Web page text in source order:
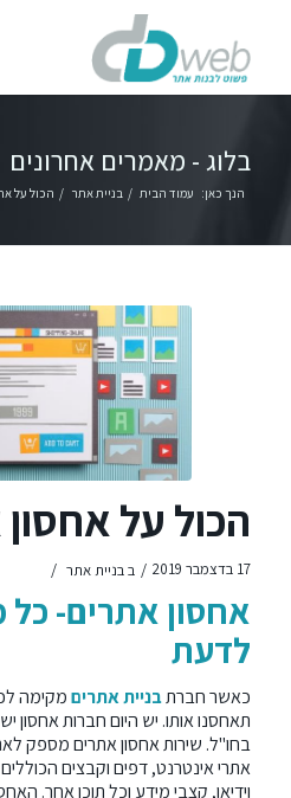
בלוג - מאמרים אחרונים
הנך כאן: עמוד הבית / בניית אתר / הכול על
הכול על
17 בדצמבר 2019 / בבניית אתר /
אחסון אתרים-
לדעת
כאשר חברתבניית אתריםמקימה
תאחסנו אותו. יש היום חברות אחסון
בחו"ל. שירות אחסון אתרים מספק
אתרי אינטרנט, דפים וקבצים
וידיאו, קצבי מידע וכל תוכן אחר.